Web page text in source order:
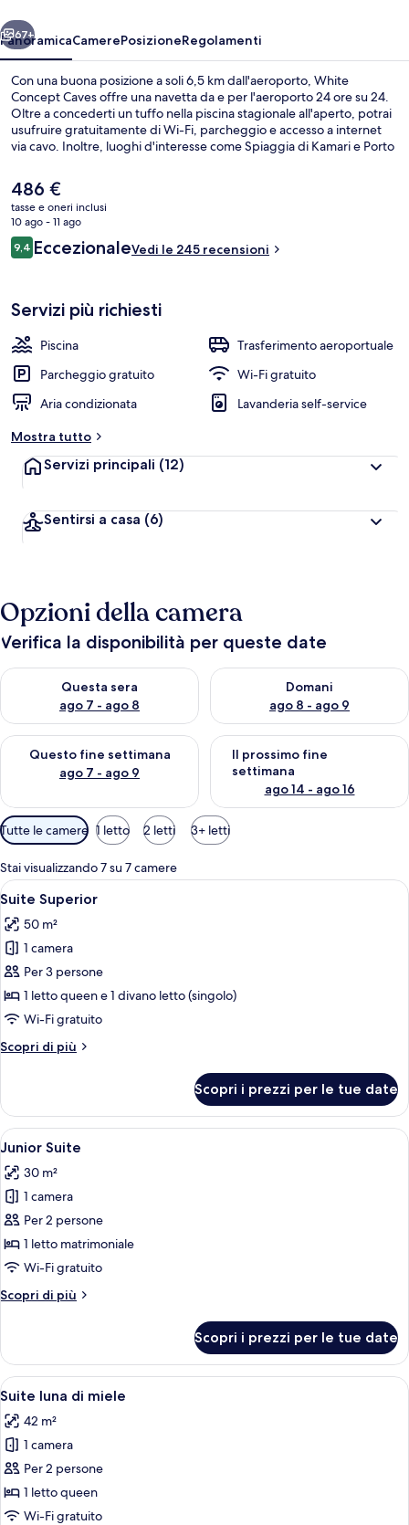
Avanti
67+
PanoramicaCamerePosizioneRegolamenti
Con una buona posizione a soli 6,5 km dall'aeroporto, White
Concept Caves offre una navetta da e per l'aeroporto 24 ore su 24.
Oltre a concederti un tuffo nella piscina stagionale all'aperto, potrai
usufruire gratuitamente di Wi-Fi, parcheggio e accesso a internet
via cavo. Inoltre, luoghi d'interesse come Spiaggia di Kamari e Porto
viaggiatori apprezzano il personale gentile della struttura.
Il
prezzo
attuale
è
486 €
486 €
tasse e oneri inclusi
10 ago - 11 ago
Recensioni
9,49,4 su 10
EccezionaleVedi le 245 recensioni
Servizi più richiesti
Piscina
Trasferimento aeroportuale
Parcheggio gratuito
Wi-Fi gratuito
Aria condizionata
Lavanderia self-service
Mostra tutto
Servizi principali (12)
Sentirsi a casa (6)
Opzioni della camera
Verifica la disponibilità per queste date
Questa sera
ago 7 - ago 8
Verifica la disponibilità per questa sera, ago 7 - ago 8
Domani
ago 8 - ago 9
Verifica la disponibilità per
Questo fine settimana
ago 7 - ago 9
Verifica la disponibilità per questo fine settimana, ago 7 - ago
Il prossimo fine
settimana
ago 14 - ago 16
Verifica la disponibilità per il
Filtri
disponibili
per
le
camere
Tutte le camere 1 letto 2 letti 3+ letti
Stai visualizzando 7 su 7 camere
Apri
tutte
le
foto
per
Suite
Superior
Una camera da letto moderna con
12
Suite Superior
50 m²
1 camera
Per 3 persone
1 letto queen e 1 divano letto (singolo)
Wi-Fi gratuito
Scopri di più
Altri
Superior
Scopri i prezzi per le tue date
Apri
tutte
le
foto
per
Junior
Suite
Camera da letto moderna e
14
Junior Suite
30 m²
1 camera
Per 2 persone
1 letto matrimoniale
Wi-Fi gratuito
Scopri di più
Altri
Suite
Scopri i prezzi per le tue date
Apri
tutte
le
foto
per
Suite
luna
Una camera da letto moderna con
6
Suite luna di miele
42 m²
1 camera
Per 2 persone
1 letto queen
Wi-Fi gratuito